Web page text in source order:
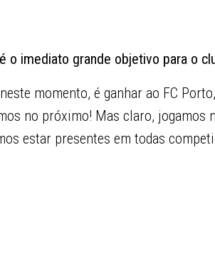
o imediato grande objetivo para o
momento, é ganhar ao FC
no próximo! Mas claro, jogamos
estar presentes em todas